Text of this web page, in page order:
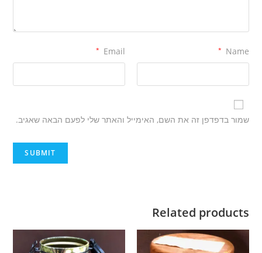
Name
*
Email
*
שמור בדפדפן זה את השם, האימייל והאתר שלי לפעם הבאה שאגיב.
Related products